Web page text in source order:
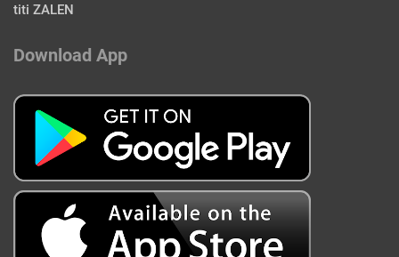
titi ZALEN
Download App